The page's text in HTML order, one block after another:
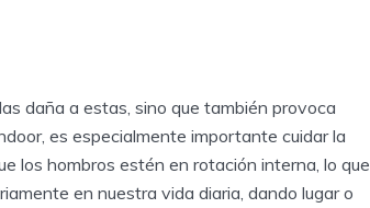
daña a estas, sino que también provoca
es especialmente importante cuidar la
los hombros estén en rotación interna, lo que
en nuestra vida diaria, dando lugar o